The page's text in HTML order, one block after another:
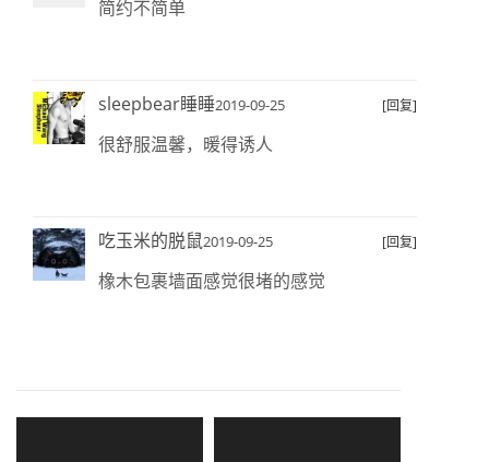
简约不简单
sleepbear睡睡2019-09-25 [回复]
很舒服温馨，暖得诱人
吃玉米的脱鼠2019-09-25 [回复]
橡木包裹墙面感觉很堵的感觉